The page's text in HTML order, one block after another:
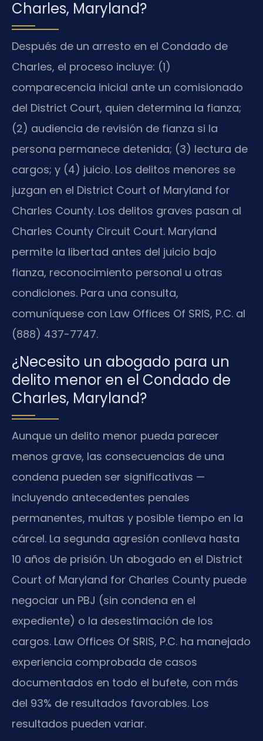
Charles, Maryland?
Después de un arresto en el Condado de
Charles, el proceso incluye: (1)
comparecencia inicial ante un comisionado
del District Court, quien determina la fianza;
(2) audiencia de revisión de fianza si la
persona permanece detenida; (3) lectura de
cargos; y (4) juicio. Los delitos menores se
juzgan en el District Court of Maryland for
Charles County. Los delitos graves pasan al
Charles County Circuit Court. Maryland
permite la libertad antes del juicio bajo
fianza, reconocimiento personal u otras
condiciones. Para una consulta,
comuníquese con Law Offices Of SRIS, P.C. al
(888) 437-7747.
¿Necesito un abogado para un
delito menor en el Condado de
Charles, Maryland?
Aunque un delito menor pueda parecer
menos grave, las consecuencias de una
condena pueden ser significativas —
incluyendo antecedentes penales
permanentes, multas y posible tiempo en la
cárcel. La segunda agresión conlleva hasta
10 años de prisión. Un abogado en el District
Court of Maryland for Charles County puede
negociar un PBJ (sin condena en el
expediente) o la desestimación de los
cargos. Law Offices Of SRIS, P.C. ha manejado
experiencia comprobada de casos
documentados en todo el bufete, con más
del 93% de resultados favorables. Los
resultados pueden variar.